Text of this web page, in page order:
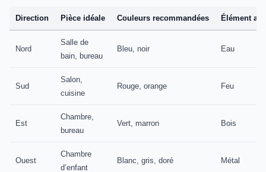
Direction Pièce idéale Couleurs recommandées Élément
Nord
Salle de
bain, bureau
Bleu, noir Eau
Sud
Salon,
cuisine
Rouge, orange Feu
Est
Chambre,
bureau
Vert, marron Bois
Ouest
Chambre
d’enfant
Blanc, gris, doré Métal